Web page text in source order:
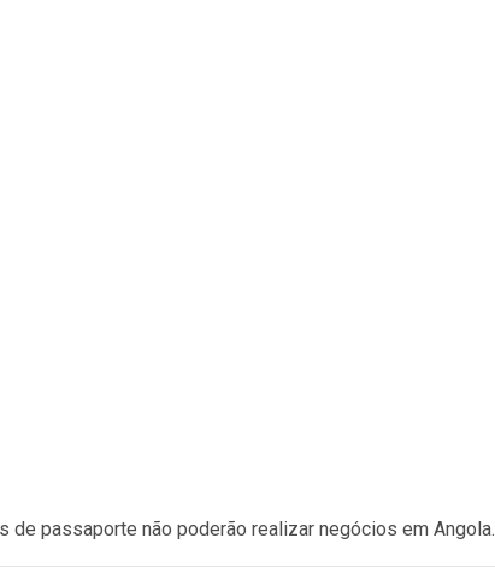
de passaporte não poderão realizar negócios em Angola.